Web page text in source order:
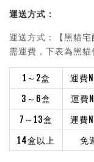
運送方式：
運送方式：【黑貓宅
需運費，下表為黑貓
1～2盒
運費
3～6盒
運費
7～13盒
運費
14盒以上
免